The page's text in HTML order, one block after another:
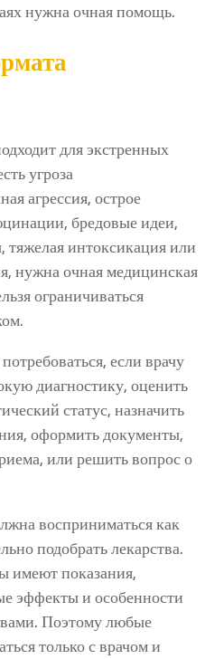
нужна очная помощь.
для экстренных
угроза
агрессия, острое
бредовые идеи,
интоксикация или
нужна очная медицинская
ограничиваться
если врачу
диагностику, оценить
статус, назначить
оформить документы,
или решить вопрос о
восприниматься как
подобрать лекарства.
имеют показания,
эффекты и особенности
Поэтому любые
только с врачом и